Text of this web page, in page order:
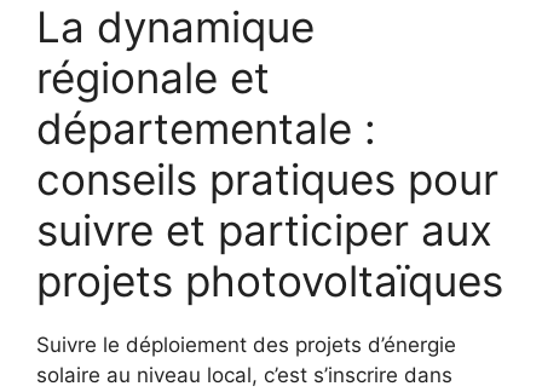
La dynamique
régionale et
départementale :
conseils pratiques pour
suivre et participer aux
projets photovoltaïques
Suivre le déploiement des projets d’énergie
solaire au niveau local, c’est s’inscrire dans